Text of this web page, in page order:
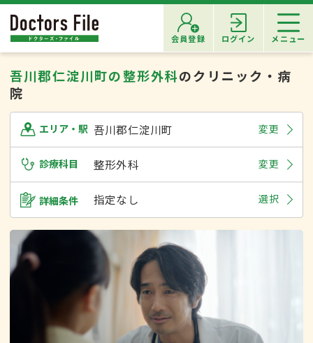
会員登録 ログイン メニュー
吾川郡仁淀川町の整形外科のクリニック・病
院
エリア・駅 吾川郡仁淀川町 変更
診療科目 整形外科 変更
詳細条件 指定なし 選択